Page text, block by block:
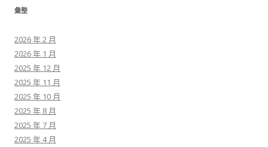
彙整
2026 年 2 月
2026 年 1 月
2025 年 12 月
2025 年 11 月
2025 年 10 月
2025 年 8 月
2025 年 7 月
2025 年 4 月